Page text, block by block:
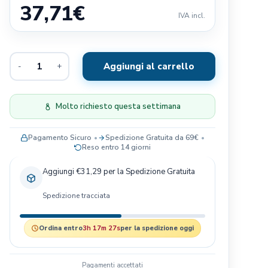
Exclusion
Terra Canis
Baldecchi
JRS- PET CARE
Savic
Blue Sky Clayworks
37,71€ IVA incl.
- + Aggiungi al carrello
Molto richiesto questa settimana
Pagamento Sicuro
Spedizione Gratuita da 69€
Reso entro 14 giorni
Aggiungi €31,29 per la Spedizione Gratuita
Spedizione tracciata
Ordina entro3h 17m 26sper la spedizione oggi
Pagamenti accettati